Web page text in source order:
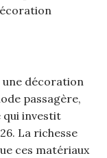
une décoration
passagère,
qui investit
La richesse
ces matériaux